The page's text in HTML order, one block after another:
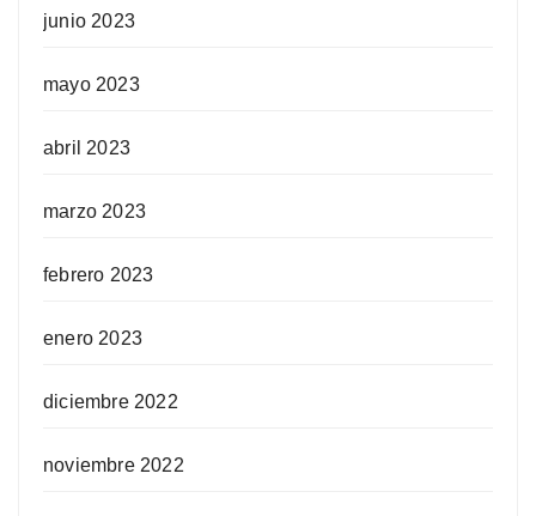
junio 2023
mayo 2023
abril 2023
marzo 2023
febrero 2023
enero 2023
diciembre 2022
noviembre 2022